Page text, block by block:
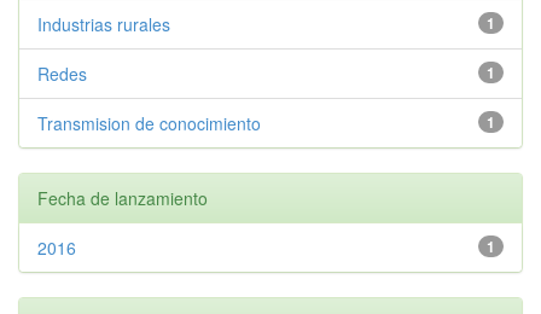
1
Industrias rurales
1
Redes
1
Transmision de conocimiento
Fecha de lanzamiento
1
2016